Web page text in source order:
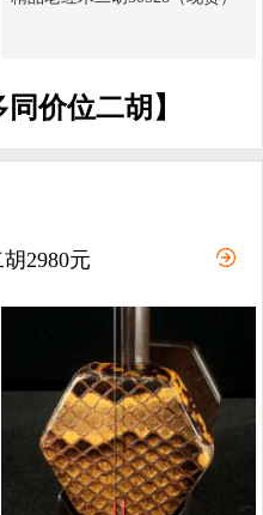
价位二胡】
2980元